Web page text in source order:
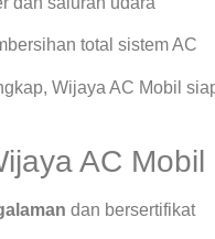
total sistem AC
Wijaya AC Mobil
AC Mobil
dan bersertifikat